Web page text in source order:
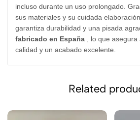
incluso durante un uso prolongado.
sus materiales y su cuidada
garantiza durabilidad y una pisada
fabricado en España , lo que
calidad y un acabado excelente.
Related